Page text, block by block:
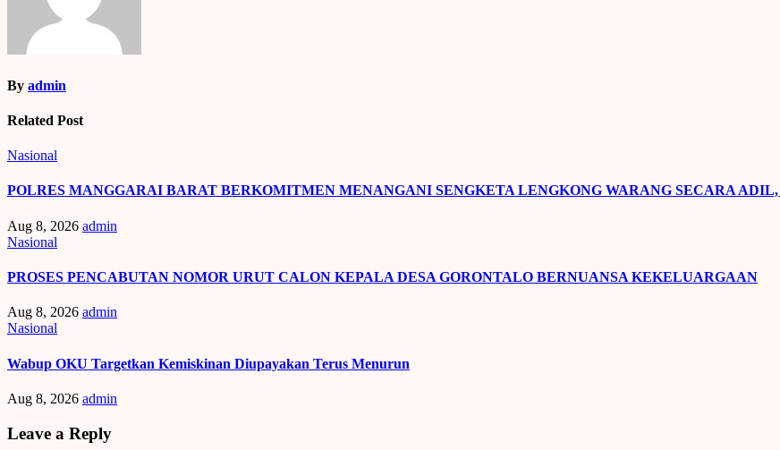
By admin
Related Post
Nasional
POLRES MANGGARAI BARAT BERKOMITMEN MENANGANI SENGKETA LENGKONG WARANG SECARA
Aug 8, 2026 admin
Nasional
PROSES PENCABUTAN NOMOR URUT CALON KEPALA DESA GORONTALO BERNUANSA KEKELUARGAAN
Aug 8, 2026 admin
Nasional
Wabup OKU Targetkan Kemiskinan Diupayakan Terus Menurun
Aug 8, 2026 admin
Leave a Reply